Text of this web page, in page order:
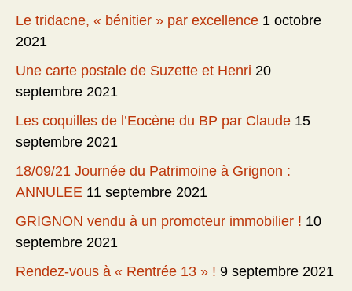
Le tridacne, « bénitier » par excellence 1 octobre
2021
Une carte postale de Suzette et Henri 20
septembre 2021
Les coquilles de l’Eocène du BP par Claude 15
septembre 2021
18/09/21 Journée du Patrimoine à Grignon :
ANNULEE 11 septembre 2021
GRIGNON vendu à un promoteur immobilier ! 10
septembre 2021
Rendez-vous à « Rentrée 13 » ! 9 septembre 2021